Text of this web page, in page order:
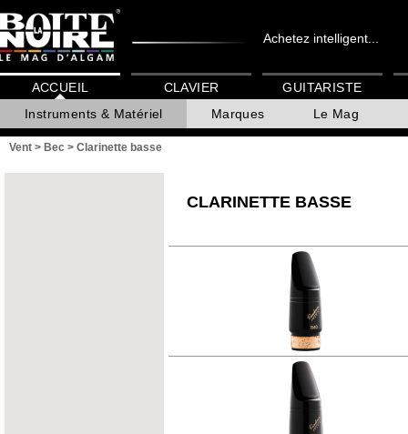
Achetez intelligent...
ACCUEIL
Instruments & Matériel
Marques Le Mag
CLAVIER GUITARISTE
Vent > Bec > Clarinette basse
CLARINETTE BASSE